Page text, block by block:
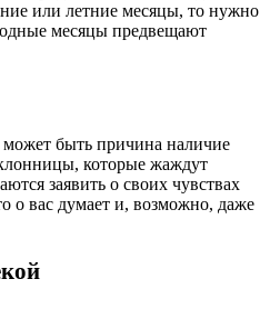
или летние месяцы, то нужно
месяцы предвещают
быть причина наличие
которые жаждут
заявить о своих чувствах
о вас думает и, возможно, даже